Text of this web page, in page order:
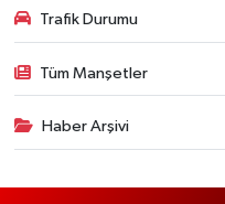
Trafik Durumu
Tüm Manşetler
Haber Arşivi